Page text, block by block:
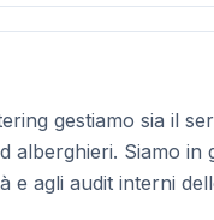
gestiamo sia il
alberghieri. Siamo
e agli audit interni